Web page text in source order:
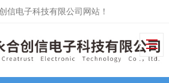
信电子科技有限公司网站！